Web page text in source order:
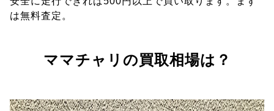
は無料査定。
ママチャリの買取相場は？